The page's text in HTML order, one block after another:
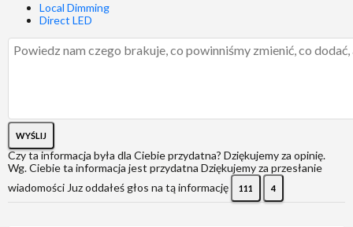
Local Dimming
Direct LED
WYŚLIJ
Czy ta informacja była dla Ciebie przydatna? Dziękujemy za opinię.
Wg. Ciebie ta informacja jest przydatna Dziękujemy za przesłanie
wiadomości Juz oddałeś głos na tą informację 111 4